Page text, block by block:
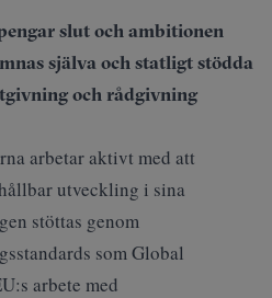
slut och ambitionen
själva och statligt stödda
och rådgivning
arbetar aktivt med att
utveckling i sina
stöttas genom
som Global
arbete med